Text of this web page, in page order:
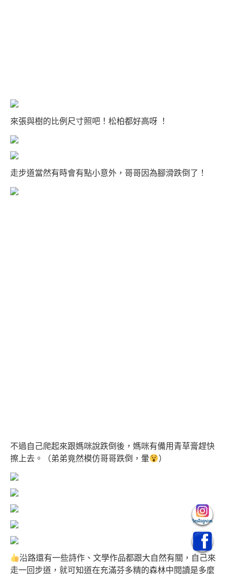
來張與樹的比例尺寸照吧！松柏都好高呀 ！
走步道當然有時會有點小意外，哥哥因為腳滑跌倒了！
不過自己爬起來跟媽咪說跌倒後，媽咪有備用青草膏趕快
擦上去。（弟弟竟然模仿哥哥跌倒，暈
）
沿路還有一些詩作、文學作品都跟大自然有關，自己來
走一回步道，就可知道在充滿芬多精的森林中閱讀是多麼